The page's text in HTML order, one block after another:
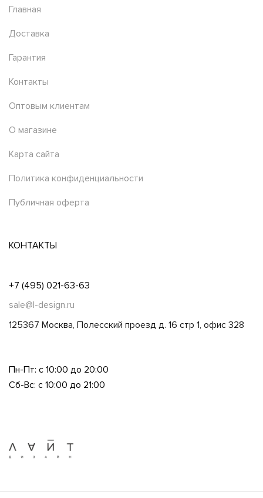
Главная
Доставка
Гарантия
Контакты
Оптовым клиентам
О магазине
Карта сайта
Политика конфиденциальности
Публичная оферта
КОНТАКТЫ
+7 (495) 021-63-63
sale@l-design.ru
125367 Москва, Полесский проезд д. 16 стр 1, офис 328
Пн-Пт: с 10:00 до 20:00
Сб-Вс: с 10:00 до 21:00